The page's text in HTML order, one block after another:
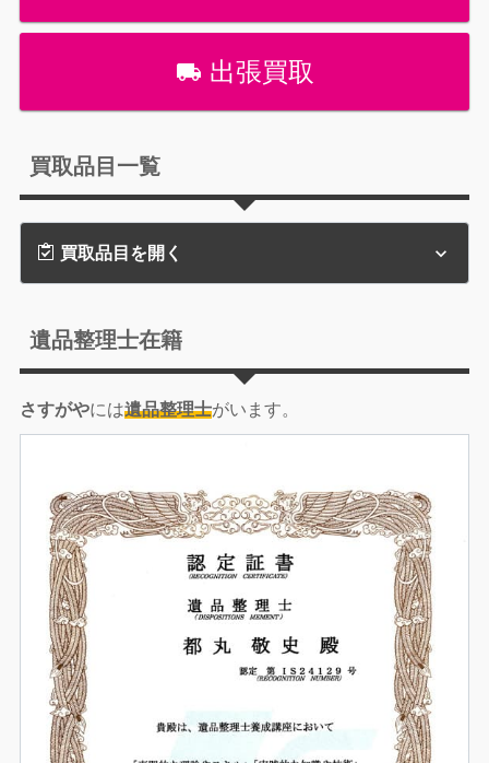
出張買取
買取品目一覧
買取品目を開く
遺品整理士在籍
さすがやには遺品整理士がいます。